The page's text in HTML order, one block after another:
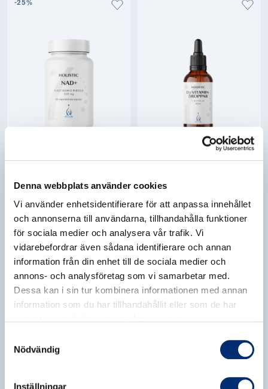
Denna webbplats använder cookies
Vi använder enhetsidentifierare för att anpassa innehållet
och annonserna till användarna, tillhandahålla funktioner
för sociala medier och analysera vår trafik. Vi
vidarebefordrar även sådana identifierare och annan
information från din enhet till de sociala medier och
annons- och analysföretag som vi samarbetar med.
Dessa kan i sin tur kombinera informationen med annan
information som du har tillhandahållit eller som de har
Nödvändig
Inställningar
-25%
NAD+, 60 KAPSLAR
NAD+ – stöd för cellernas energi
Vegansk
Stress/ Sömn
Slut i lager
3.3
D3-VITAMIN DROPPAR,
169,00 kr
Lättdoserad D3 i olja för både barn
och vuxna
Immunhälsa
Vegetarisk
Leder/ Muskler/ Skelett
Lägg till